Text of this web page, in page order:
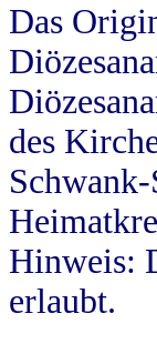
Das
des
Hinweis:
erlaubt.